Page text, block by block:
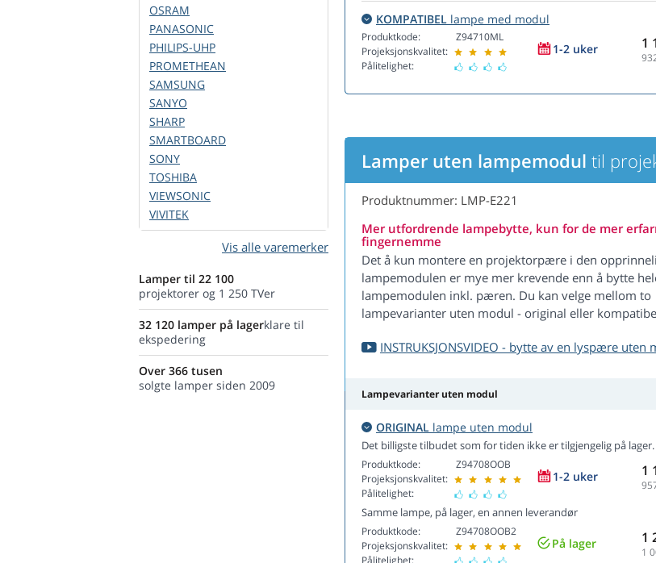
KOMPATIBEL lampe med modul
Produktkode:
Projeksjonskvalitet:
Pålitelighet:
Z94710ML
1-2 uker 1
Lamper uten lampemodul til
Produktnummer: LMP-E221
Mer utfordrende lampebytte, kun for de mer
fingernemme
Det å kun montere en projektorpære i den
lampemodulen er mye mer krevende enn å bytte
lampemodulen inkl. pæren. Du kan velge mellom to
lampevarianter uten modul - original eller
INSTRUKSJONSVIDEO - bytte av en lyspære uten
Lampevarianter uten modul
ORIGINAL lampe uten modul
Det billigste tilbudet som for tiden ikke er tilgjengelig på lager.
Produktkode:
Projeksjonskvalitet:
Pålitelighet:
Z94708OOB
1-2 uker 1
Samme lampe, på lager, en annen leverandør
Produktkode:
Projeksjonskvalitet:
Pålitelighet:
Z94708OOB2
På lager 1
1
OSRAM
PANASONIC
PHILIPS-UHP
PROMETHEAN
SAMSUNG
SANYO
SHARP
SMARTBOARD
SONY
TOSHIBA
VIEWSONIC
VIVITEK
Vis alle varemerker
Lamper til 22 100
projektorer og 1 250 TVer
32 120 lamper på lagerklare til
ekspedering
Over 366 tusen
solgte lamper siden 2009